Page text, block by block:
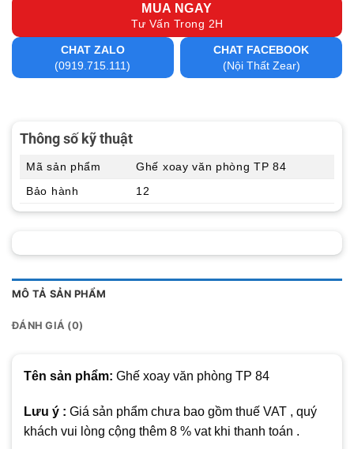
MUA NGAY
Tư Vấn Trong 2H
CHAT ZALO
(0919.715.111)
CHAT FACEBOOK
(Nội Thất Zear)
MÔ TẢ SẢN PHẨM
ĐÁNH GIÁ (0)
Tên sản phẩm: Ghế xoay văn phòng TP 84
Lưu ý : Giá sản phẩm chưa bao gồm thuế VAT , quý
khách vui lòng cộng thêm 8 % vat khi thanh toán .
Thông số kỹ thuật
Mã sản phẩm
Ghế xoay văn phòng TP 84
Bảo hành
12